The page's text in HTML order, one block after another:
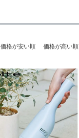
価格が安い順 価格が高い順